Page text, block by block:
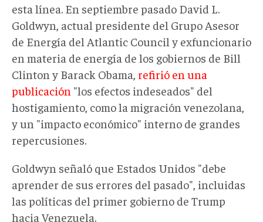
esta línea. En septiembre pasado David L.
Goldwyn, actual presidente del Grupo Asesor
de Energía del Atlantic Council y exfuncionario
en materia de energía de los gobiernos de Bill
Clinton y Barack Obama, refirió en una
publicación "los efectos indeseados" del
hostigamiento, como la migración venezolana,
y un "impacto económico" interno de grandes
repercusiones.
Goldwyn señaló que Estados Unidos "debe
aprender de sus errores del pasado", incluidas
las políticas del primer gobierno de Trump
hacia Venezuela.